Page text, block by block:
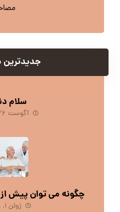
سلام
آگوست ۲۶, ۲۰۲۲
چگونه می توان پیش
ژوئن ۱, ۲۰۱۸